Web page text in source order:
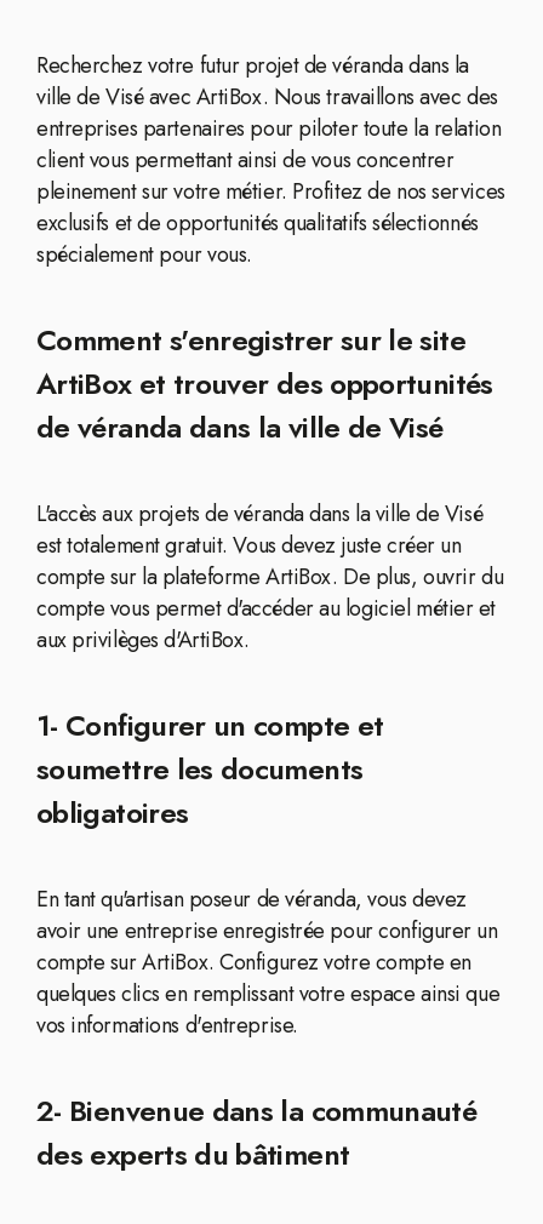
Recherchez votre futur projet de véranda dans la
ville de Visé avec ArtiBox. Nous travaillons avec des
entreprises partenaires pour piloter toute la relation
client vous permettant ainsi de vous concentrer
pleinement sur votre métier. Profitez de nos services
exclusifs et de opportunités qualitatifs sélectionnés
spécialement pour vous.
Comment s'enregistrer sur le site
ArtiBox et trouver des opportunités
de véranda dans la ville de Visé
L'accès aux projets de véranda dans la ville de Visé
est totalement gratuit. Vous devez juste créer un
compte sur la plateforme ArtiBox. De plus, ouvrir du
compte vous permet d'accéder au logiciel métier et
aux privilèges d'ArtiBox.
1- Configurer un compte et
soumettre les documents
obligatoires
En tant qu'artisan poseur de véranda, vous devez
avoir une entreprise enregistrée pour configurer un
compte sur ArtiBox. Configurez votre compte en
quelques clics en remplissant votre espace ainsi que
vos informations d'entreprise.
2- Bienvenue dans la communauté
des experts du bâtiment